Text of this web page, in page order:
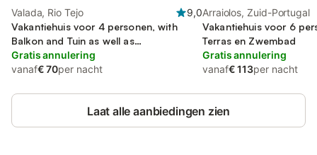
Valada, Rio Tejo
9,0
Vakantiehuis voor 4 personen, with
Balkon and Tuin as well as
Kinderzwembad
Gratis annulering
vanaf€ 70per nacht
Arraiolos, Zuid-Portugal
Vakantiehuis voor 6
Terras en Zwembad
Gratis annulering
vanaf€ 113per nacht
Laat alle aanbiedingen zien